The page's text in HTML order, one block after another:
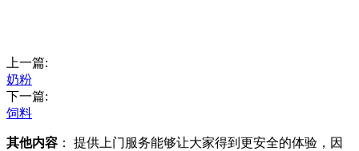
上一篇:
奶粉
下一篇:
饲料
其他内容 ： 提供上门服务能够让大家得到更安全的体验，因